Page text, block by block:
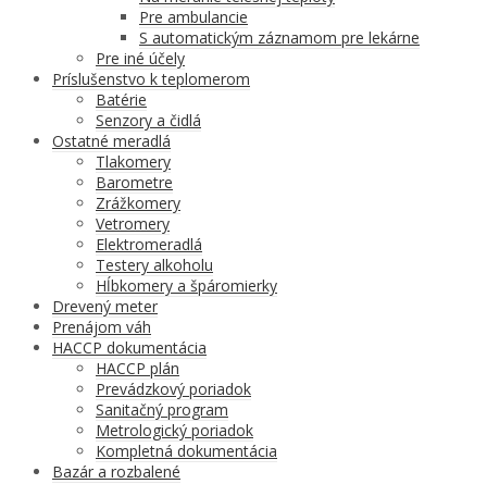
Pre ambulancie
S automatickým záznamom pre lekárne
Pre iné účely
Príslušenstvo k teplomerom
Batérie
Senzory a čidlá
Ostatné meradlá
Tlakomery
Barometre
Zrážkomery
Vetromery
Elektromeradlá
Testery alkoholu
Hĺbkomery a špáromierky
Drevený meter
Prenájom váh
HACCP dokumentácia
HACCP plán
Prevádzkový poriadok
Sanitačný program
Metrologický poriadok
Kompletná dokumentácia
Bazár a rozbalené